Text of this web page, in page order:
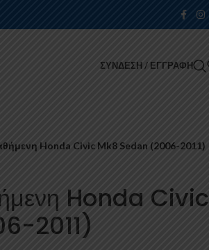
ΣΎΝΔΕΣΗ / ΕΓΓΡΑΦΉ
Honda Civic Mk8 Sedan (2006-2011)
Honda Civic
2011)